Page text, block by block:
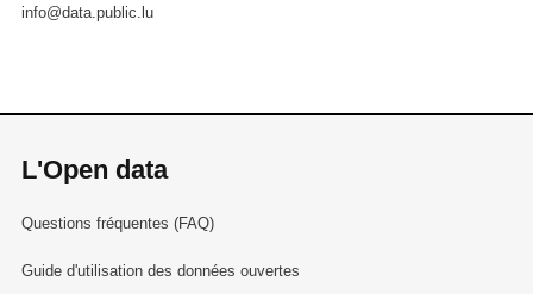
info@data.public.lu
L'Open data
Questions fréquentes (FAQ)
Guide d'utilisation des données ouvertes